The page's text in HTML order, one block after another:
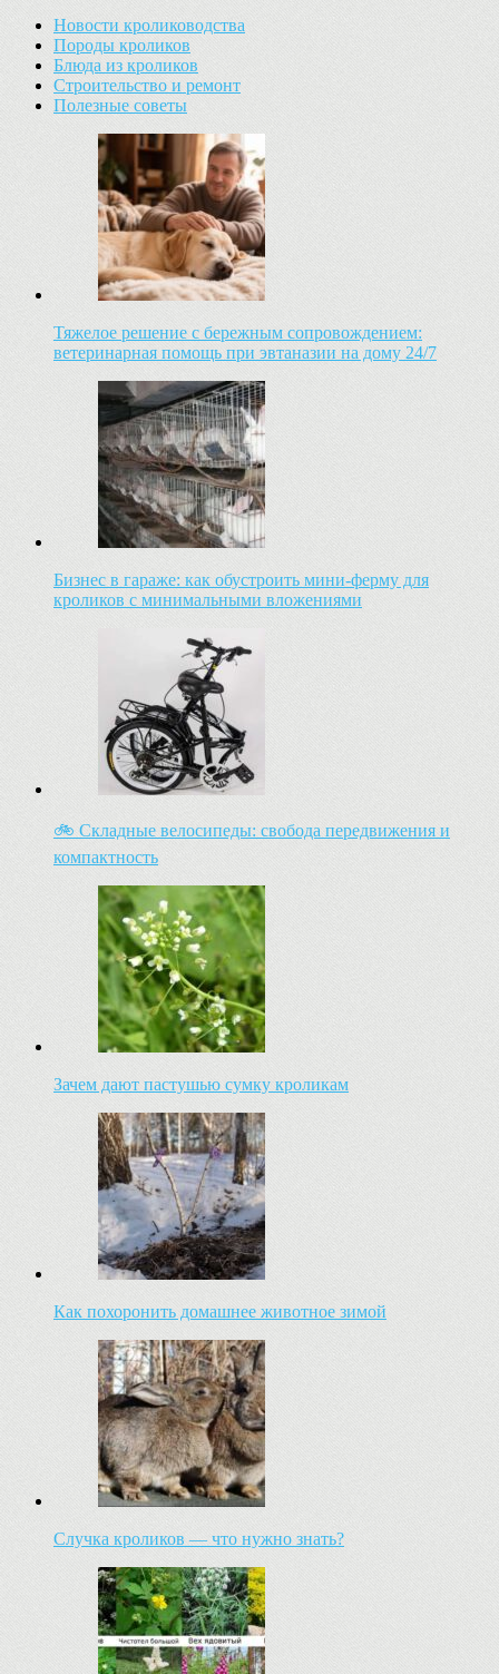
Новости кролиководства
Породы кроликов
Блюда из кроликов
Строительство и ремонт
Полезные советы
Тяжелое решение с бережным сопровождением:
ветеринарная помощь при эвтаназии на дому 24/7
Бизнес в гараже: как обустроить мини-ферму для
кроликов с минимальными вложениями
🚲 Складные велосипеды: свобода передвижения и
компактность
Зачем дают пастушью сумку кроликам
Как похоронить домашнее животное зимой
Случка кроликов — что нужно знать?